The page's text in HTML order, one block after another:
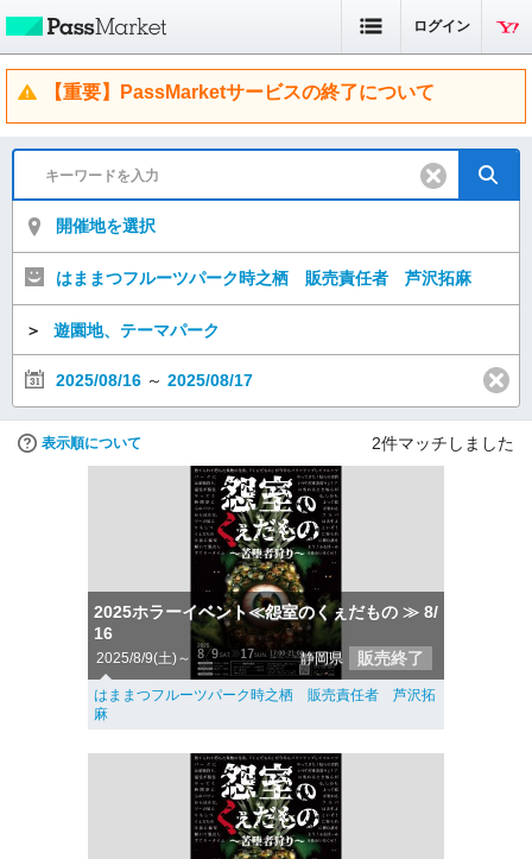
ログイン
【重要】PassMarketサービスの終了について
開催地を選択
はままつフルーツパーク時之栖 販売責任者 芦沢拓麻
＞ 遊園地、テーマパーク
2025/08/16 ～ 2025/08/17
表示順について 2件マッチしました
2025ホラーイベント≪怨室のくぇだもの ≫ 8/
16
2025/8/9(土)～ 静岡県 販売終了
はままつフルーツパーク時之栖 販売責任者 芦沢拓
麻